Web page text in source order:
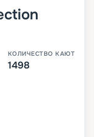
КОЛИЧЕСТВО КАЮТ
1498